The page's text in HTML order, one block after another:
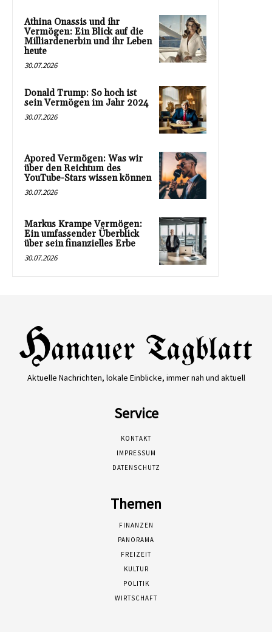
Athina Onassis und ihr
Vermögen: Ein Blick auf die
Milliardenerbin und ihr Leben
heute
30.07.2026
Donald Trump: So hoch ist
sein Vermögen im Jahr 2024
30.07.2026
Apored Vermögen: Was wir
über den Reichtum des
YouTube-Stars wissen können
30.07.2026
Markus Krampe Vermögen:
Ein umfassender Überblick
über sein finanzielles Erbe
30.07.2026
Aktuelle Nachrichten, lokale Einblicke, immer nah und aktuell
Service
KONTAKT
IMPRESSUM
DATENSCHUTZ
Themen
FINANZEN
PANORAMA
FREIZEIT
KULTUR
POLITIK
WIRTSCHAFT